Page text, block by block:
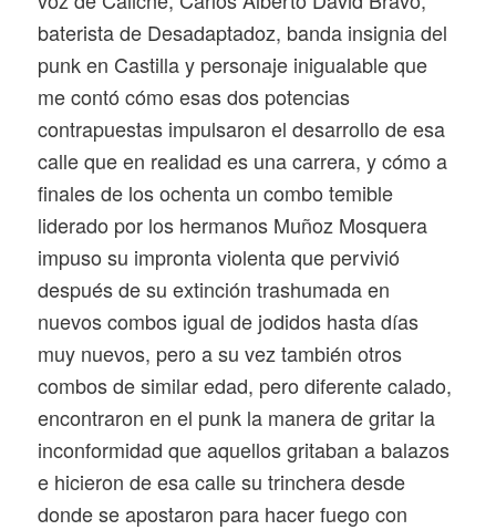
baterista de Desadaptadoz, banda insignia del
punk en Castilla y personaje inigualable que
me contó cómo esas dos potencias
contrapuestas impulsaron el desarrollo de esa
calle que en realidad es una carrera, y cómo a
finales de los ochenta un combo temible
liderado por los hermanos Muñoz Mosquera
impuso su impronta violenta que pervivió
después de su extinción trashumada en
nuevos combos igual de jodidos hasta días
muy nuevos, pero a su vez también otros
combos de similar edad, pero diferente calado,
encontraron en el punk la manera de gritar la
inconformidad que aquellos gritaban a balazos
e hicieron de esa calle su trinchera desde
donde se apostaron para hacer fuego con